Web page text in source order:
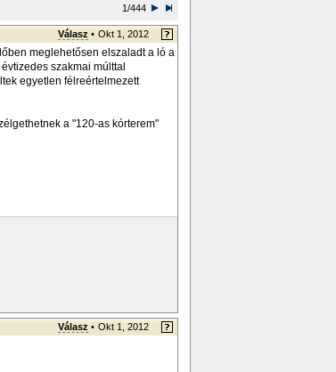
1/444
Válasz • Okt 1, 2012
meglehetősen elszaladt a ló a
szakmai múlttal
egyetlen félreértelmezett
a "120-as kórterem"
Válasz • Okt 1, 2012